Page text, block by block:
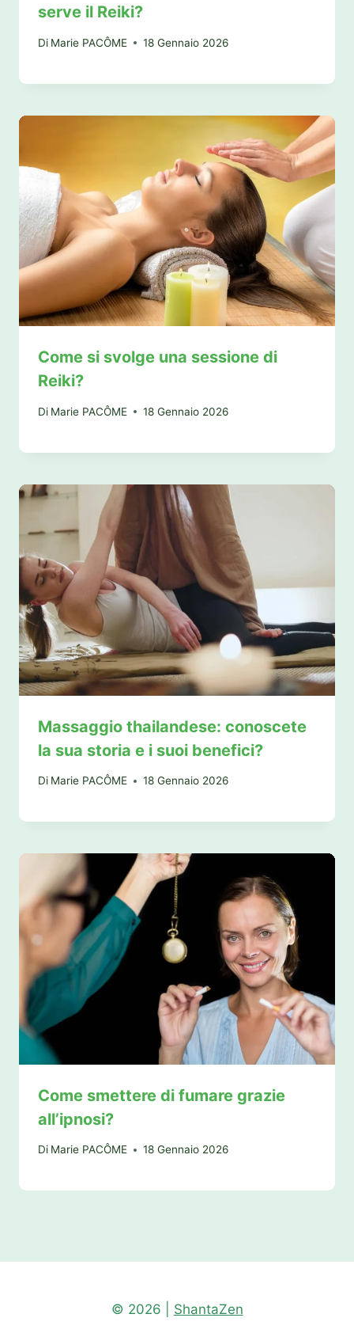
serve il Reiki?
Di Marie PACÔME 18 Gennaio 2026
Come si svolge una sessione di
Reiki?
Di Marie PACÔME 18 Gennaio 2026
Massaggio thailandese: conoscete
la sua storia e i suoi benefici?
Di Marie PACÔME 18 Gennaio 2026
Come smettere di fumare grazie
all’ipnosi?
Di Marie PACÔME 18 Gennaio 2026
© 2026 | ShantaZen